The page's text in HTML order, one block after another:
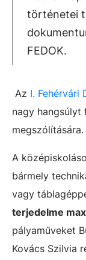
történetei
FEDOK.
Az I. Fehérvári
nagy hangsúlyt
megszólítására.
A
bármely
vagy
terjedelme
pályaműveket
Kovács Szilvia